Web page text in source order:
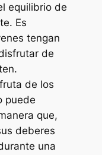
equilibrio de
Es
tengan
de
de los
puede
que,
deberes
una